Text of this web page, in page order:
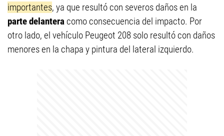
importantes, ya que resultó con severos daños en la
parte delantera como consecuencia del impacto. Por
otro lado, el vehículo Peugeot 208 solo resultó con daños
menores en la chapa y pintura del lateral izquierdo.